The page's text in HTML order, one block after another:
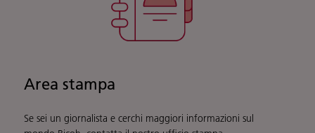
Area stampa
Se sei un giornalista e cerchi maggiori informazioni sul